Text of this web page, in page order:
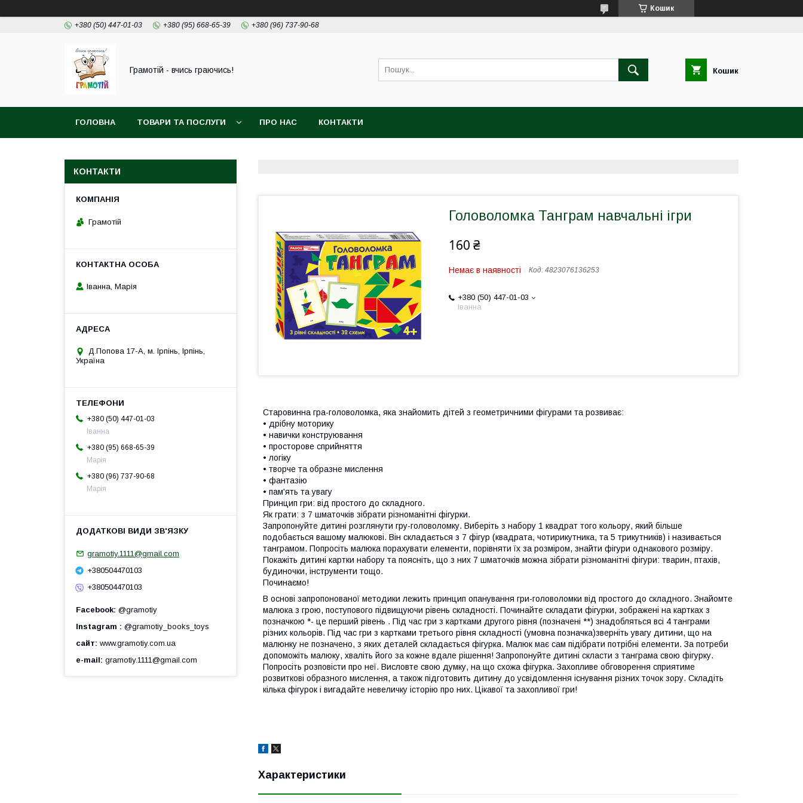
Кошик
+380 (50) 447-01-03 +380 (95) 668-65-39 +380 (96) 737-90-68
Грамотій - вчись граючись! Кошик
ГОЛОВНА ТОВАРИ ТА ПОСЛУГИ ПРО НАС КОНТАКТИ
Головоломка Танграм навчальні ігри
160 ₴
Немає в наявності Код: 4823076136253
+380 (50) 447-01-03
Іванна
Старовинна гра-головоломка, яка знайомить дітей з геометричними фігурами та розвиває:
• дрібну моторику
• навички конструювання
• просторове сприйняття
• логіку
• творче та образне мислення
• фантазію
• пам'ять та увагу
Принцип гри: від простого до складного.
Як грати: з 7 шматочків зібрати різноманітні фігурки.
Запропонуйте дитині розглянути гру-головоломку. Виберіть з набору 1 квадрат того кольору, який більше
подобається вашому малюкові. Він складається з 7 фігур (квадрата, чотирикутника, та 5 трикутників) і називається
танграмом. Попросіть малюка порахувати елементи, порівняти їх за розміром, знайти фігури однакового розміру.
Покажіть дитині картки набору та поясніть, що з них 7 шматочків можна зібрати різноманітні фігури: тварин, птахів,
будиночки, інструменти тощо.
Починаємо!
В основі запропонованої методики лежить принцип опанування гри-головоломки від простого до складного. Знайомте
малюка з грою, поступового підвищуючи рівень складності. Починайте складати фігурки, зображені на картках з
позначкою *- це перший рівень . Під час гри з картками другого рівня (позначені **) знадобляться всі 4 танграми
різних кольорів. Під час гри з картками третього рівня складності (умовна позначка)зверніть увагу дитини, що на
малюнку не позначено, з яких деталей складається фігурка. Малюк має сам підібрати потрібні елементи. За потреби
допоможіть малюку, хваліть його за кожне вдале рішення! Запропонуйте дитині скласти з танграма свою фігурку.
Попросіть розповісти про неї. Висловте свою думку, на що схожа фігурка. Захопливе обговорення сприятиме
розвиткові образного мислення, а також підготовить дитину до усвідомлення існування різних точок зору. Складіть
кілька фігурок і вигадайте невеличку історію про них. Цікавої та захопливої гри!
Характеристики
КОНТАКТИ
Грамотій
Іванна, Марія
Д.Попова 17-А, м. Ірпінь, Ірпінь,
Україна
+380 (50) 447-01-03
Іванна
+380 (95) 668-65-39
Марія
+380 (96) 737-90-68
Марія
gramotiy.1111@gmail.com
+380504470103
+380504470103
Facebook @gramotiy
Instagram
@gramotiy_books_toys
сайт www.gramotiy.com.ua
e-mail gramotiy.1111@gmail.com